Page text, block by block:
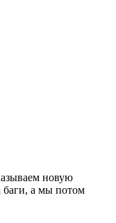
новую
баги, а мы потом